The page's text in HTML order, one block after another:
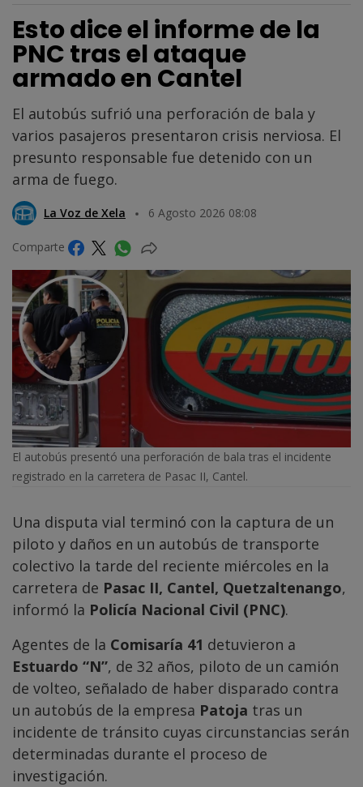
Esto dice el informe de la
PNC tras el ataque
armado en Cantel
El autobús sufrió una perforación de bala y
varios pasajeros presentaron crisis nerviosa. El
presunto responsable fue detenido con un
arma de fuego.
La Voz de Xela 6 Agosto 2026 08:08
Comparte
El autobús presentó una perforación de bala tras el incidente
registrado en la carretera de Pasac II, Cantel.
Una disputa vial terminó con la captura de un
piloto y daños en un autobús de transporte
colectivo la tarde del reciente miércoles en la
carretera de Pasac II, Cantel, Quetzaltenango,
informó la Policía Nacional Civil (PNC).
Agentes de la Comisaría 41 detuvieron a
Estuardo “N”, de 32 años, piloto de un camión
de volteo, señalado de haber disparado contra
un autobús de la empresa Patoja tras un
incidente de tránsito cuyas circunstancias serán
determinadas durante el proceso de
investigación.